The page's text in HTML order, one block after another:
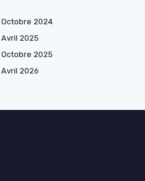
Octobre 2024
Avril 2025
Octobre 2025
Avril 2026